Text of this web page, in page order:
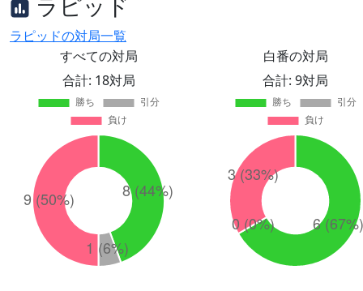
ラピッドの対局一覧
すべての対局
合計: 18対局
白番の対局
合計: 9対局